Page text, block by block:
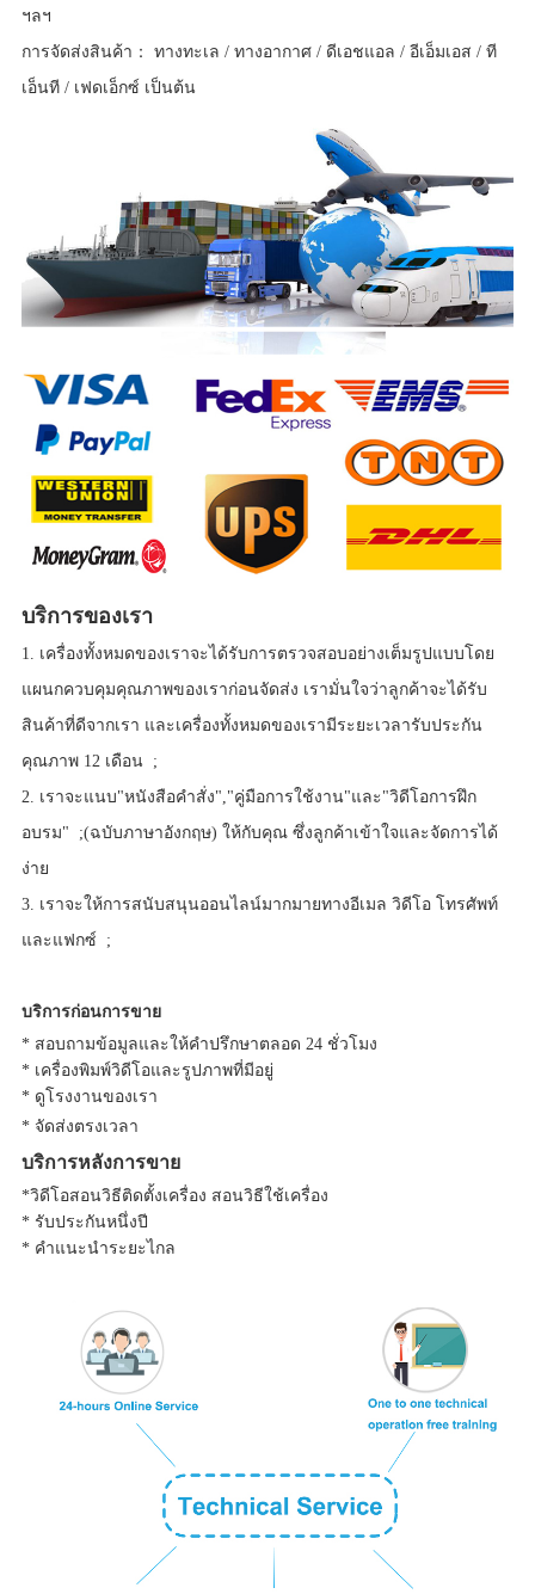
ฯลฯ
การจัดส่งสินค้า： ทางทะเล / ทางอากาศ / ดีเอชแอล / อีเอ็มเอส / ที
เอ็นที / เฟดเอ็กซ์ เป็นต้น
บริการของเรา
1. เครื่องทั้งหมดของเราจะได้รับการตรวจสอบอย่างเต็มรูปแบบโดย
แผนกควบคุมคุณภาพของเราก่อนจัดส่ง เรามั่นใจว่าลูกค้าจะได้รับ
สินค้าที่ดีจากเรา และเครื่องทั้งหมดของเรามีระยะเวลารับประกัน
คุณภาพ 12 เดือน ;
2. เราจะแนบ"หนังสือคำสั่ง","คู่มือการใช้งาน"และ"วิดีโอการฝึก
อบรม" ;(ฉบับภาษาอังกฤษ) ให้กับคุณ ซึ่งลูกค้าเข้าใจและจัดการได้
ง่าย
3. เราจะให้การสนับสนุนออนไลน์มากมายทางอีเมล วิดีโอ โทรศัพท์
และแฟกซ์ ;
บริการก่อนการขาย
* สอบถามข้อมูลและให้คำปรึกษาตลอด 24 ชั่วโมง
* เครื่องพิมพ์วิดีโอและรูปภาพที่มีอยู่
* ดูโรงงานของเรา
* จัดส่งตรงเวลา
บริการหลังการขาย
*วิดีโอสอนวิธีติดตั้งเครื่อง สอนวิธีใช้เครื่อง
* รับประกันหนึ่งปี
* คำแนะนำระยะไกล